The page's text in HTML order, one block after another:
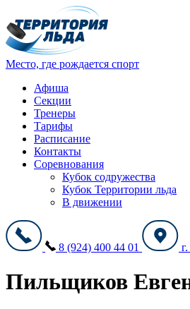
Место, где рождается спорт
Афиша
Секции
Тренеры
Тарифы
Расписание
Контакты
Соревнования
Кубок содружества
Кубок Территории льда
В движении
8 (924) 400 44 01
Пильщиков